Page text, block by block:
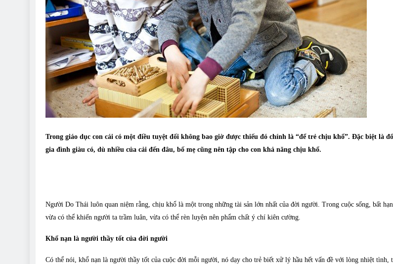
Trong giáo dục con cái có một điều tuyệt đối không bao giờ được thiếu đó chính là “để trẻ chịu khổ”. Đặc biệt là
gia đình giàu có, dù nhiều của cải đến đâu, bố mẹ cũng nên tập cho con khả năng chịu khổ.
Người Do Thái luôn quan niệm rằng, chịu khổ là một trong những tài sản lớn nhất của đời người. Trong cuộc sống, bất
vừa có thể khiến người ta trầm luân, vừa có thể rèn luyện nên phẩm chất ý chí kiên cường.
Khổ nạn là người thầy tốt của đời người
Có thể nói, khổ nạn là người thầy tốt của cuộc đời mỗi người, nó dạy cho trẻ biết xử lý hầu hết vấn đề với lòng nhiệt tình,